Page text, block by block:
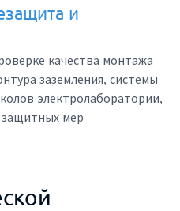
и
качества монтажа
заземления, системы
электролаборатории,
защитных мер